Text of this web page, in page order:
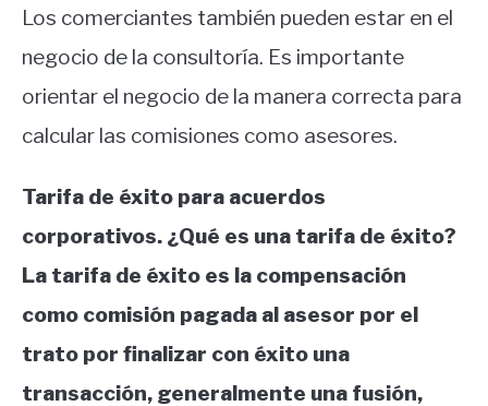
PAMM
financiera
Los comerciantes también pueden estar en el
negocio de la consultoría. Es importante
orientar el negocio de la manera correcta para
calcular las comisiones como asesores.
Tarifa de éxito para acuerdos
corporativos. ¿Qué es una tarifa de éxito?
La tarifa de éxito es la compensación
como comisión pagada al asesor por el
trato por finalizar con éxito una
transacción, generalmente una fusión,